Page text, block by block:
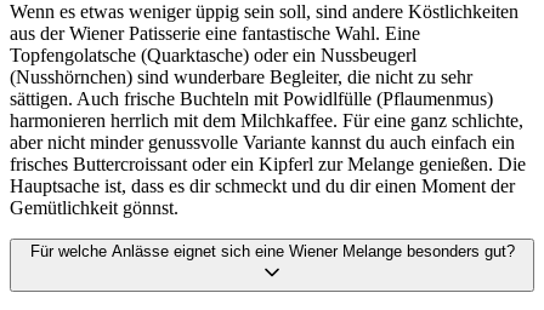
Wenn es etwas weniger üppig sein soll, sind andere Köstlichkeiten
aus der Wiener Patisserie eine fantastische Wahl. Eine
Topfengolatsche (Quarktasche) oder ein Nussbeugerl
(Nusshörnchen) sind wunderbare Begleiter, die nicht zu sehr
sättigen. Auch frische Buchteln mit Powidlfülle (Pflaumenmus)
harmonieren herrlich mit dem Milchkaffee. Für eine ganz schlichte,
aber nicht minder genussvolle Variante kannst du auch einfach ein
frisches Buttercroissant oder ein Kipferl zur Melange genießen. Die
Hauptsache ist, dass es dir schmeckt und du dir einen Moment der
Gemütlichkeit gönnst.
Für welche Anlässe eignet sich eine Wiener Melange besonders gut?